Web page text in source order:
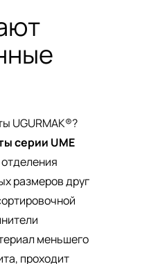
UGURMAK®?
серии UME
размеров друг
меньшего
проходит